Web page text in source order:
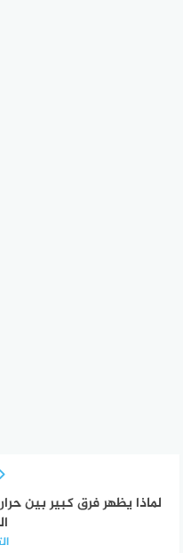
لماذا يظهر فرق كبير بين